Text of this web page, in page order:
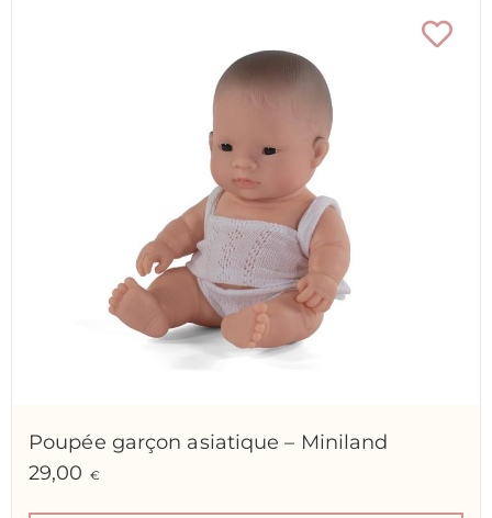
Poupée garçon asiatique – Miniland
29,00 €